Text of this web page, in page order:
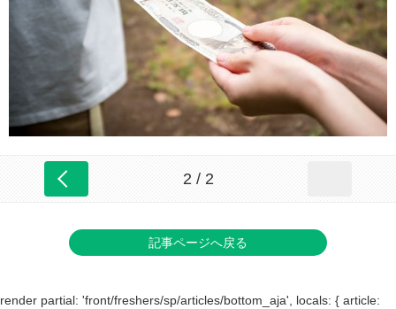
2 / 2
記事ページへ戻る
render partial: 'front/freshers/sp/articles/bottom_aja', locals: { article: